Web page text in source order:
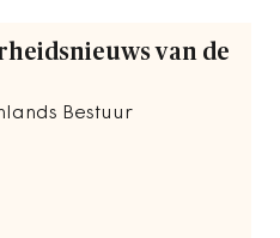
van de
Bestuur